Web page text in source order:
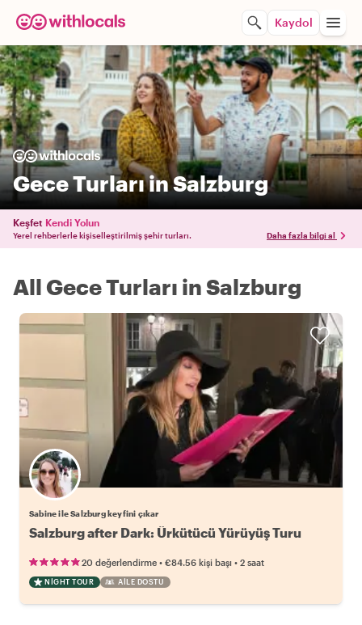
Kaydol
Gece Turları in Salzburg
Keşfet Kendi Yolun
Yerel rehberlerle kişiselleştirilmiş şehir turları. Daha fazla bilgi al
All Gece Turları in Salzburg
Sabine ile Salzburg keyfini çıkar
Salzburg after Dark: Ürkütücü Yürüyüş Turu
20 değerlendirme • €84.56 kişi başı • 2 saat
NIGHT TOUR AILE DOSTU